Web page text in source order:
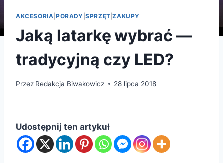
AKCESORIA PORADY |SPRZĘT |ZAKUPY
Jaką latarkę wybrać —
tradycyjną czy LED?
Przez Redakcja Biwakowicz 28 lipca 2018
Udostępnij ten artykuł